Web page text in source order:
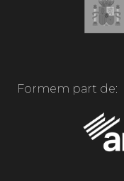
Formem part de: